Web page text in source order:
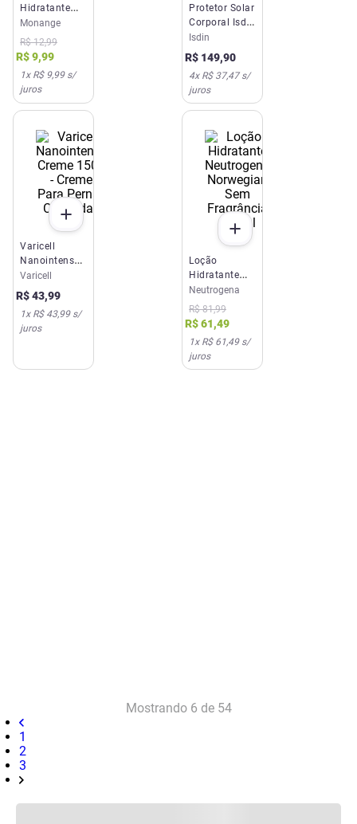
Hidratante
Monange
Frutas
Vermelhas
200ml
Monange
R$ 12,99
R$9,99
1x R$ 9,99s/
juros
Protetor Solar
Corporal Isdin
Hydrolotion
FPS50 200ml
Isdin
R$ 149,90
4x R$ 37,47s/
juros
Varicell
Nanointense
Creme 150g -
Creme Para
Pernas
Cansadas
Varicell
R$43,99
1x R$ 43,99s/
juros
Loção
Hidratante
Neutrogena
Norwegian
Sem
Fragrância
200ml
Neutrogena
R$ 81,99
R$61,49
1x R$ 61,49s/
juros
Mostrando 6 de 54
1
2
3